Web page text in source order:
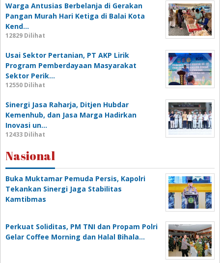
Warga Antusias Berbelanja di Gerakan
Pangan Murah Hari Ketiga di Balai Kota
Kend…
12829 Dilihat
Usai Sektor Pertanian, PT AKP Lirik
Program Pemberdayaan Masyarakat
Sektor Perik…
12550 Dilihat
Sinergi Jasa Raharja, Ditjen Hubdar
Kemenhub, dan Jasa Marga Hadirkan
Inovasi un…
12433 Dilihat
Nasional
Buka Muktamar Pemuda Persis, Kapolri
Tekankan Sinergi Jaga Stabilitas
Kamtibmas
Perkuat Soliditas, PM TNI dan Propam Polri
Gelar Coffee Morning dan Halal Bihala…